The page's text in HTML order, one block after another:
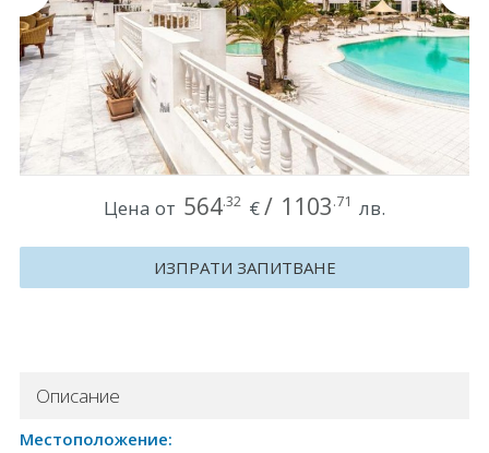
Круизи
Уикенд програми
ДЕСТИНАЦИИ
Цена от 564.32 €/ 1103.71 лв.
ИЗПРАТИ ЗАПИТВАНЕ
Описание
Местоположение: